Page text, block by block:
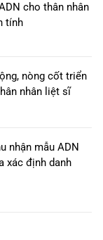
cho thân nhân
tính
nòng cốt triển
nhân liệt sĩ
nhận mẫu ADN
xác định danh